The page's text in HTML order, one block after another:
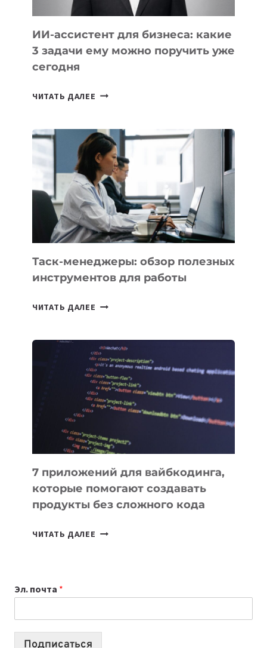
ИИ-ассистент для бизнеса: какие
3 задачи ему можно поручить уже
сегодня
ЧИТАТЬ ДАЛЕЕ ИИ-
БИЗНЕСА:
КАКИЕ
3
ЗАДАЧИ
ЕМУ
МОЖНО
ПОРУЧИТЬ
УЖЕ
СЕГОДНЯ
Таск-менеджеры: обзор полезных
инструментов для работы
ЧИТАТЬ ДАЛЕЕ ТАСК-
ПОЛЕЗНЫХ
ИНСТРУМЕНТОВ
ДЛЯ
РАБОТЫ
7 приложений для вайбкодинга,
которые помогают создавать
продукты без сложного кода
ЧИТАТЬ ДАЛЕЕ
СОЗДАВАТЬ
ПРОДУКТЫ
Эл. почта *
Подписаться